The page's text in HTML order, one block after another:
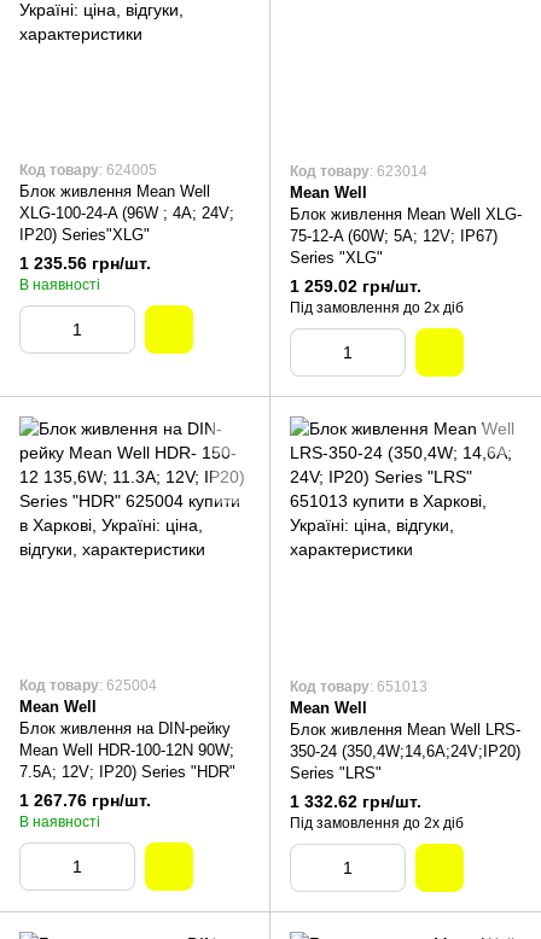
Код товару: 624005
Блок живлення Mean Well
XLG-100-24-A (96W ; 4A; 24V;
IP20) Series"XLG"
1 235.56 грн/шт.
В наявності
Код товару: 623014
Mean Well
Блок живлення Mean Well XLG-
75-12-A (60W; 5A; 12V; IP67)
Series "XLG"
1 259.02 грн/шт.
Під замовлення до 2х діб
Код товару: 625004
Mean Well
Блок живлення на DIN-рейку
Mean Well HDR-100-12N 90W;
7.5A; 12V; IP20) Series "HDR"
1 267.76 грн/шт.
В наявності
Код товару: 651013
Mean Well
Блок живлення Mean Well LRS-
350-24 (350,4W;14,6A;24V;IP20)
Series "LRS"
1 332.62 грн/шт.
Під замовлення до 2х діб